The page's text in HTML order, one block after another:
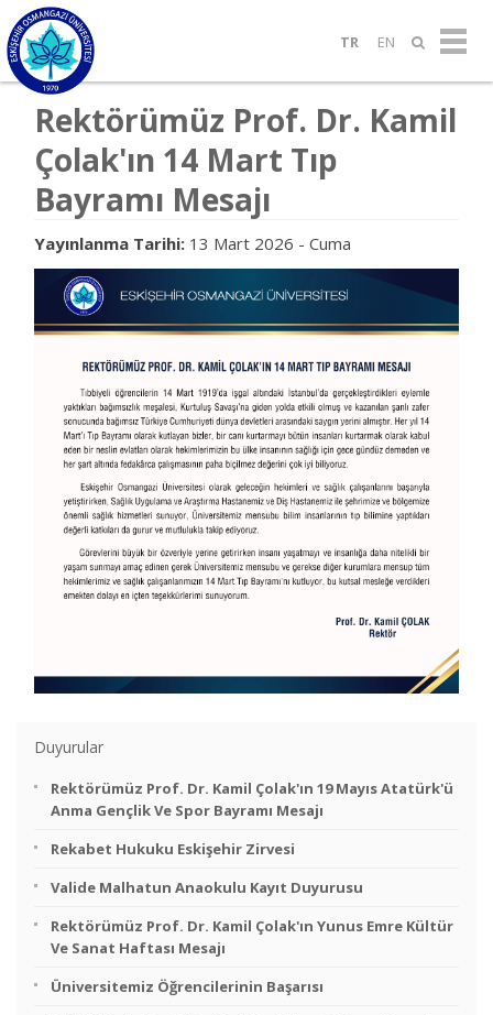
TR EN
Rektörümüz Prof. Dr. Kamil
Çolak'ın 14 Mart Tıp
Bayramı Mesajı
Yayınlanma Tarihi: 13 Mart 2026 - Cuma
Duyurular
Rektörümüz Prof. Dr. Kamil Çolak'ın 19 Mayıs Atatürk'ü
Anma Gençlik Ve Spor Bayramı Mesajı
Rekabet Hukuku Eskişehir Zirvesi
Valide Malhatun Anaokulu Kayıt Duyurusu
Rektörümüz Prof. Dr. Kamil Çolak'ın Yunus Emre Kültür
Ve Sanat Haftası Mesajı
Üniversitemiz Öğrencilerinin Başarısı